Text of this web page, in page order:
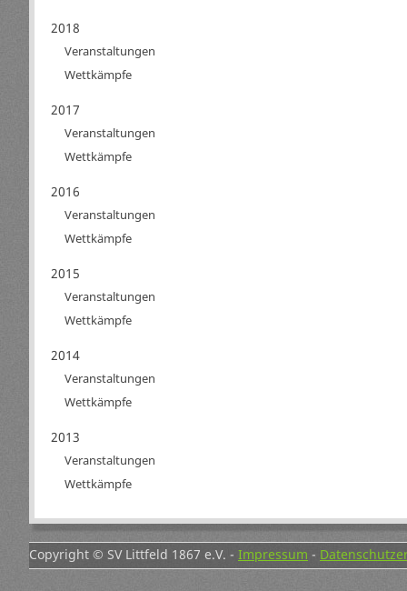
2018
Veranstaltungen
Wettkämpfe
2017
Veranstaltungen
Wettkämpfe
2016
Veranstaltungen
Wettkämpfe
2015
Veranstaltungen
Wettkämpfe
2014
Veranstaltungen
Wettkämpfe
2013
Veranstaltungen
Wettkämpfe
Copyright © SV Littfeld 1867 e.V. - Impressum -